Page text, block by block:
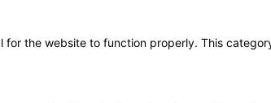
for the website to function properly. This